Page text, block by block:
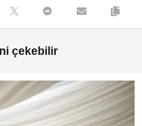
çekebilir